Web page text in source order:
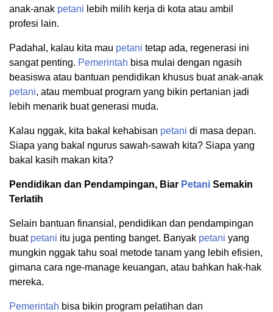
anak-anak petani lebih milih kerja di kota atau ambil
profesi lain.
Padahal, kalau kita mau petani tetap ada, regenerasi ini
sangat penting. Pemerintah bisa mulai dengan ngasih
beasiswa atau bantuan pendidikan khusus buat anak-anak
petani, atau membuat program yang bikin pertanian jadi
lebih menarik buat generasi muda.
Kalau nggak, kita bakal kehabisan petani di masa depan.
Siapa yang bakal ngurus sawah-sawah kita? Siapa yang
bakal kasih makan kita?
Pendidikan dan Pendampingan, Biar Petani Semakin
Terlatih
Selain bantuan finansial, pendidikan dan pendampingan
buat petani itu juga penting banget. Banyak petani yang
mungkin nggak tahu soal metode tanam yang lebih efisien,
gimana cara nge-manage keuangan, atau bahkan hak-hak
mereka.
Pemerintah bisa bikin program pelatihan dan